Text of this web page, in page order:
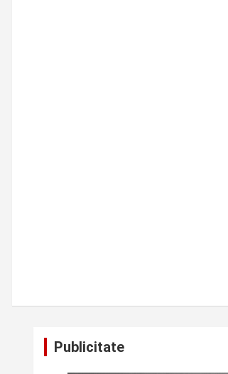
Publicitate